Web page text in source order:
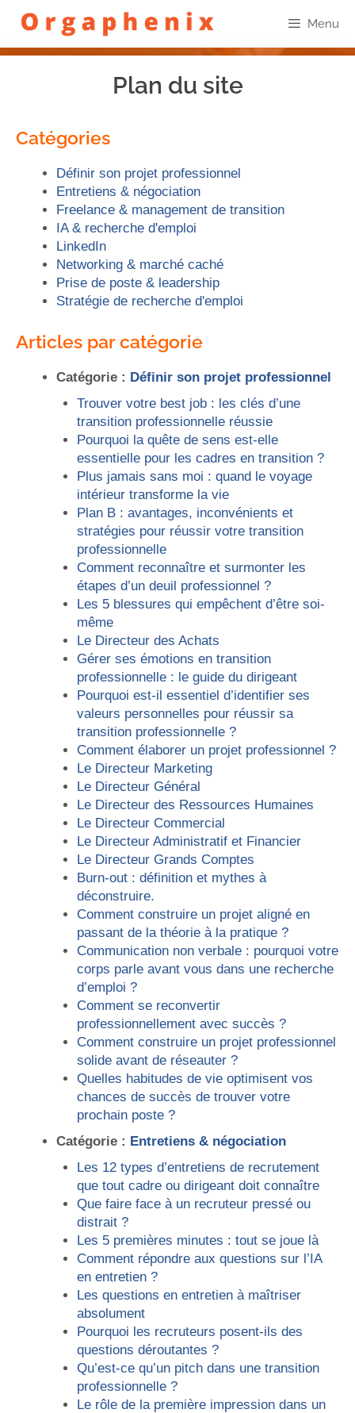
Menu
Plan du site
Catégories
Définir son projet professionnel
Entretiens & négociation
Freelance & management de transition
IA & recherche d'emploi
LinkedIn
Networking & marché caché
Prise de poste & leadership
Stratégie de recherche d'emploi
Articles par catégorie
Catégorie : Définir son projet professionnel
Trouver votre best job : les clés d’une
transition professionnelle réussie
Pourquoi la quête de sens est-elle
essentielle pour les cadres en transition ?
Plus jamais sans moi : quand le voyage
intérieur transforme la vie
Plan B : avantages, inconvénients et
stratégies pour réussir votre transition
professionnelle
Comment reconnaître et surmonter les
étapes d’un deuil professionnel ?
Les 5 blessures qui empêchent d’être soi-
même
Le Directeur des Achats
Gérer ses émotions en transition
professionnelle : le guide du dirigeant
Pourquoi est-il essentiel d’identifier ses
valeurs personnelles pour réussir sa
transition professionnelle ?
Comment élaborer un projet professionnel ?
Le Directeur Marketing
Le Directeur Général
Le Directeur des Ressources Humaines
Le Directeur Commercial
Le Directeur Administratif et Financier
Le Directeur Grands Comptes
Burn-out : définition et mythes à
déconstruire.
Comment construire un projet aligné en
passant de la théorie à la pratique ?
Communication non verbale : pourquoi votre
corps parle avant vous dans une recherche
d’emploi ?
Comment se reconvertir
professionnellement avec succès ?
Comment construire un projet professionnel
solide avant de réseauter ?
Quelles habitudes de vie optimisent vos
chances de succès de trouver votre
prochain poste ?
Catégorie : Entretiens & négociation
Les 12 types d’entretiens de recrutement
que tout cadre ou dirigeant doit connaître
Que faire face à un recruteur pressé ou
distrait ?
Les 5 premières minutes : tout se joue là
Comment répondre aux questions sur l’IA
en entretien ?
Les questions en entretien à maîtriser
absolument
Pourquoi les recruteurs posent-ils des
questions déroutantes ?
Qu’est-ce qu’un pitch dans une transition
professionnelle ?
Le rôle de la première impression dans un